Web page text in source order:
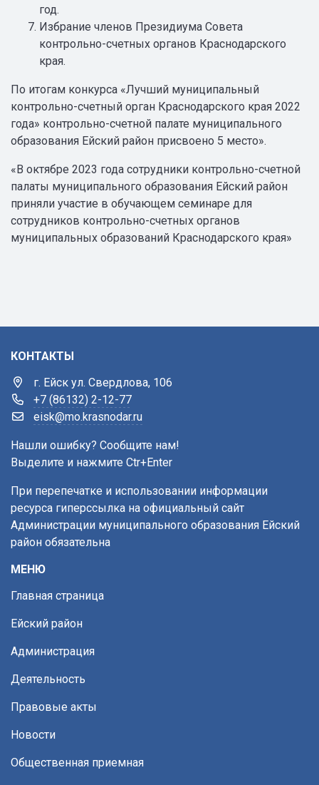
год.
Избрание членов Президиума Совета
контрольно-счетных органов Краснодарского
края.
По итогам конкурса «Лучший муниципальный
контрольно-счетный орган Краснодарского края 2022
года» контрольно-счетной палате муниципального
образования Ейский район присвоено 5 место».
«В октябре 2023 года сотрудники контрольно-счетной
палаты муниципального образования Ейский район
приняли участие в обучающем семинаре для
сотрудников контрольно-счетных органов
муниципальных образований Краснодарского края»
КОНТАКТЫ
г. Ейск ул. Свердлова, 106
+7 (86132) 2-12-77
eisk@mo.krasnodar.ru
Нашли ошибку? Сообщите нам!
Выделите и нажмите Ctr+Enter
При перепечатке и использовании информации
ресурса гиперссылка на официальный сайт
Администрации муниципального образования Ейский
район обязательна
МЕНЮ
Главная страница
Ейский район
Администрация
Деятельность
Правовые акты
Новости
Общественная приемная